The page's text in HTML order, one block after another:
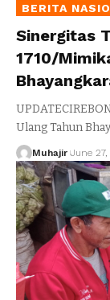
BERITA
Sinergitas
1710/
Ulang Tahun
Muhajir June